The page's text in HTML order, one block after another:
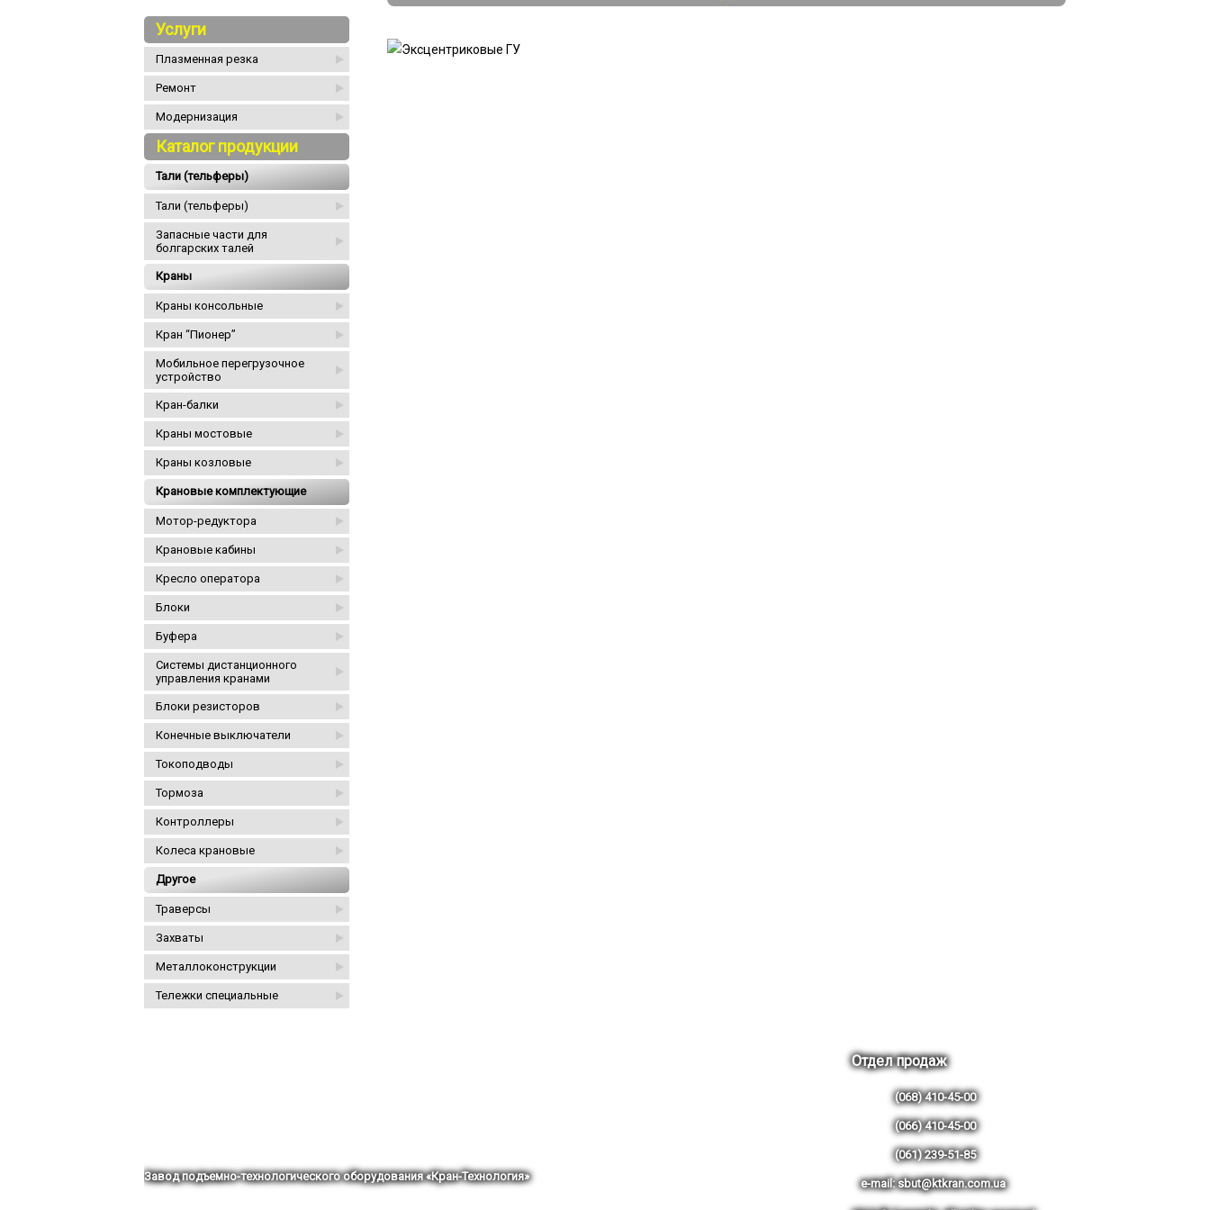
Услуги
Плазменная резка
Ремонт
Модернизация
Каталог продукции
Тали (тельферы)
Тали (тельферы)
Запасные части для
болгарских талей
Краны
Краны консольные
Кран “Пионер”
Мобильное перегрузочное
устройство
Кран-балки
Краны мостовые
Краны козловые
Крановые комплектующие
Мотор-редуктора
Крановые кабины
Кресло оператора
Блоки
Буфера
Системы дистанционного
управления кранами
Блоки резисторов
Конечные выключатели
Токоподводы
Тормоза
Контроллеры
Колеса крановые
Другое
Траверсы
Захваты
Металлоконструкции
Тележки специальные
Завод подъемно-технологического оборудования «Кран-Технология»
Отдел продаж
(068) 410-45-00
(066) 410-45-00
(061) 239-51-85
e-mail: sbut@ktkran.com.ua